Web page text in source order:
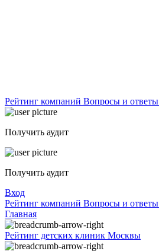
Рейтинг компаний Вопросы и ответы
Получить аудит
Получить аудит
Вход
Рейтинг компаний Вопросы и ответы
Главная
Рейтинг детских клиник Москвы